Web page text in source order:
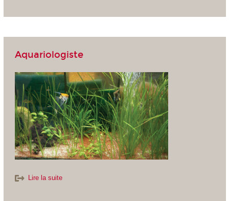
Aquariologiste
Lire la suite